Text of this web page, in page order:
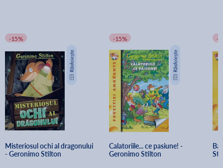
-15%
Misteriosul ochi al dragonului
- Geronimo Stilton
-15%
Calatoriile... ce pasiune! -
Geronimo Stilton
-